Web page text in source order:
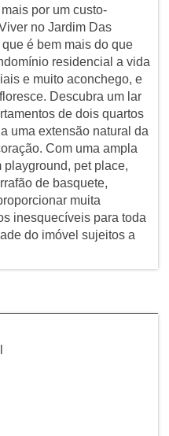
por um custo-
no Jardim Das
é bem mais do que
residencial a vida
e muito aconchego, e
Descubra um lar
de dois quartos
uma extensão natural da
Com uma ampla
playground, pet place,
de basquete,
muita
inesquecíveis para toda
do imóvel sujeitos a